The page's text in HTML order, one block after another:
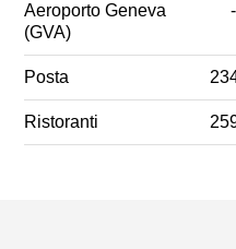
Aeroporto Geneva
(GVA)
-
Posta
Ristoranti